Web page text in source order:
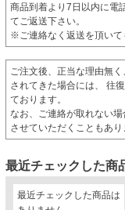
商品到着より7日以内に電
てご返送下さい。
※ご連絡なく返送を頂いて
ご注文後、正当な理由無
されてきた場合には、 往
ております。
なお、ご連絡が取れない
させていただくこともあり
最近チェックした商
最近チェックした商品は